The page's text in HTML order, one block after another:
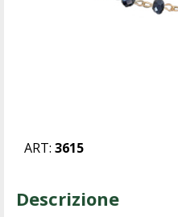
ART: 3615
Descrizione